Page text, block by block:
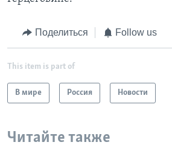
Поделиться Follow us
This item is part of
В мире Россия Новости
Читайте также